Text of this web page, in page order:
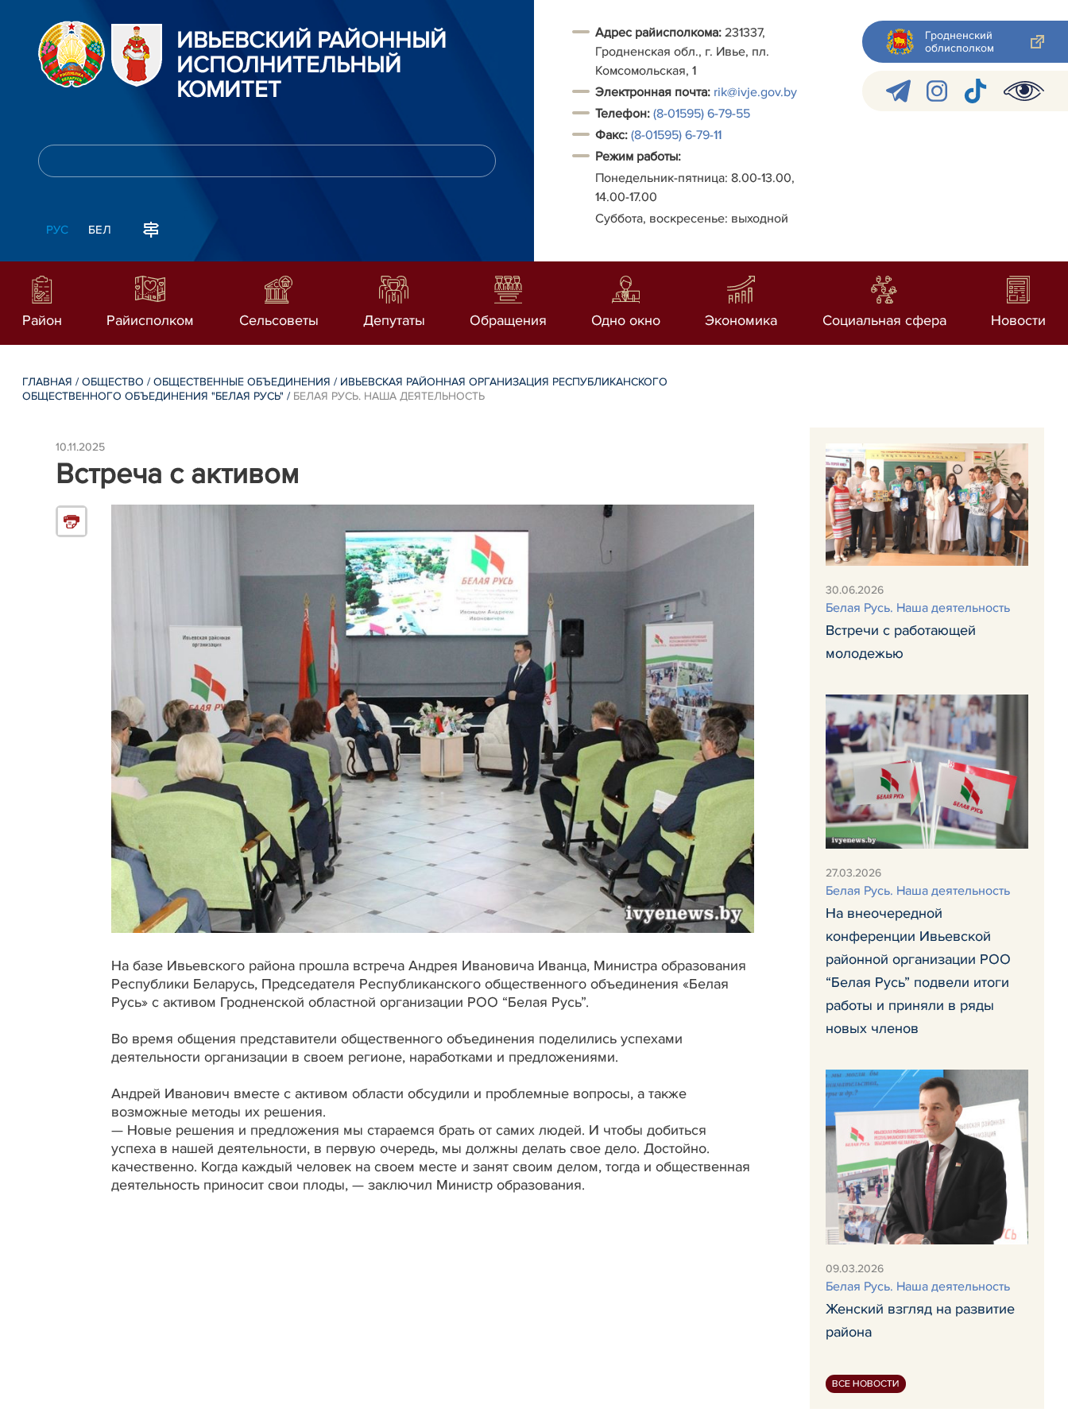
ИВЬЕВСКИЙ РАЙОННЫЙ
ИСПОЛНИТЕЛЬНЫЙ
КОМИТЕТ
РУС БЕЛ
Адрес райисполкома: 231337,
Гродненская обл., г. Ивье, пл.
Комсомольская, 1
Электронная почта: rik@ivje.gov.by
Телефон: (8-01595) 6-79-55
Факс: (8-01595) 6-79-11
Режим работы:
Понедельник-пятница: 8.00-13.00,
14.00-17.00
Суббота, воскресенье: выходной
Гродненский
облисполком
Район Райисполком Сельсоветы Депутаты Обращения Одно окно Экономика Социальная сфера Новости
ГЛАВНАЯ /ОБЩЕСТВО /ОБЩЕСТВЕННЫЕ ОБЪЕДИНЕНИЯ / ИВЬЕВСКАЯ РАЙОННАЯ ОРГАНИЗАЦИЯ РЕСПУБЛИКАНСКОГО
ОБЩЕСТВЕННОГО ОБЪЕДИНЕНИЯ "БЕЛАЯ РУСЬ" / БЕЛАЯ РУСЬ. НАША ДЕЯТЕЛЬНОСТЬ
10.11.2025
Встреча с активом
На базе Ивьевского района прошла встреча Андрея Ивановича Иванца, Министра образования
Республики Беларусь, Председателя Республиканского общественного объединения «Белая
Русь» с активом Гродненской областной организации РОО “Белая Русь”.
Во время общения представители общественного объединения поделились успехами
деятельности организации в своем регионе, наработками и предложениями.
Андрей Иванович вместе с активом области обсудили и проблемные вопросы, а также
возможные методы их решения.
— Новые решения и предложения мы стараемся брать от самих людей. И чтобы добиться
успеха в нашей деятельности, в первую очередь, мы должны делать свое дело. Достойно.
качественно. Когда каждый человек на своем месте и занят своим делом, тогда и общественная
деятельность приносит свои плоды, — заключил Министр образования.
30.06.2026
Белая Русь. Наша деятельность
Встречи с работающей
молодежью
27.03.2026
Белая Русь. Наша деятельность
На внеочередной
конференции Ивьевской
районной организации РОО
“Белая Русь” подвели итоги
работы и приняли в ряды
новых членов
09.03.2026
Белая Русь. Наша деятельность
Женский взгляд на развитие
района
ВСЕ НОВОСТИ